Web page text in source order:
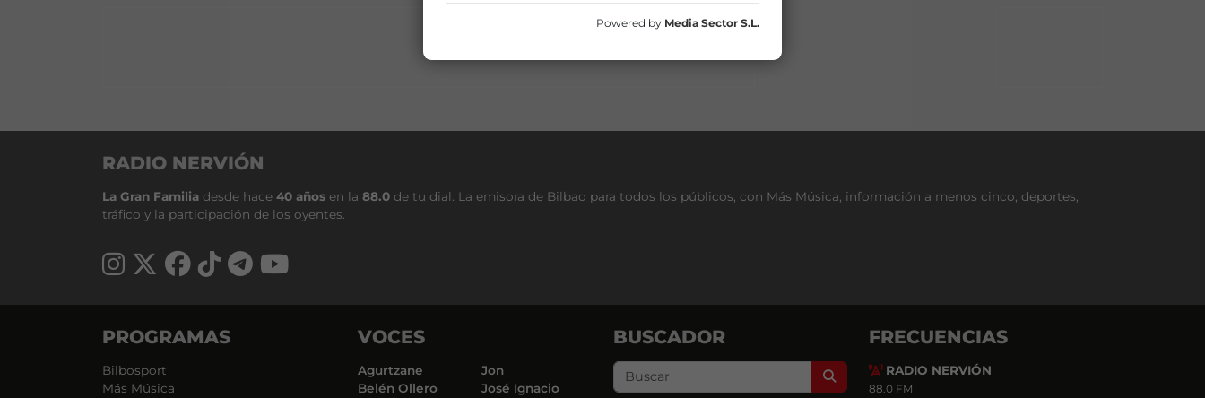
RADIO NERVIÓN
La Gran Familia desde hace 40 años en la 88.0 de tu dial. La emisora de Bilbao para todos los públicos, con Más Música, información a menos cinco, deportes,
tráfico y la participación de los oyentes.
PROGRAMAS
Bilbosport
Más Música
VOCES
Agurtzane
Belén Ollero
Jon
José Ignacio
BUSCADOR
Search
FRECUENCIAS
RADIO NERVIÓN
88.0 FM
Powered by Media Sector S.L.